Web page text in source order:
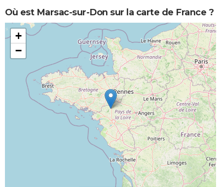
Où est Marsac-sur-Don sur la carte de France ?
+
−